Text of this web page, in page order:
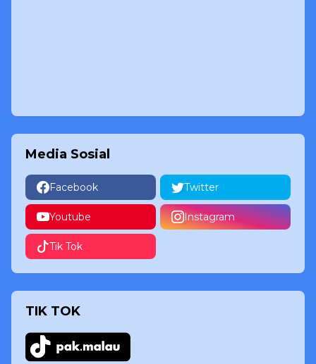
Media Sosial
Facebook Twitter
Youtube Instagram
Tik Tok
TIK TOK